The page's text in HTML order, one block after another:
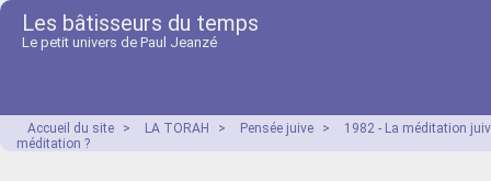
Les bâtisseurs du temps
Le petit univers de Paul Jeanzé
Accueil du site > LA TORAH > Pensée juive >
1982 - La méditation
méditation ?